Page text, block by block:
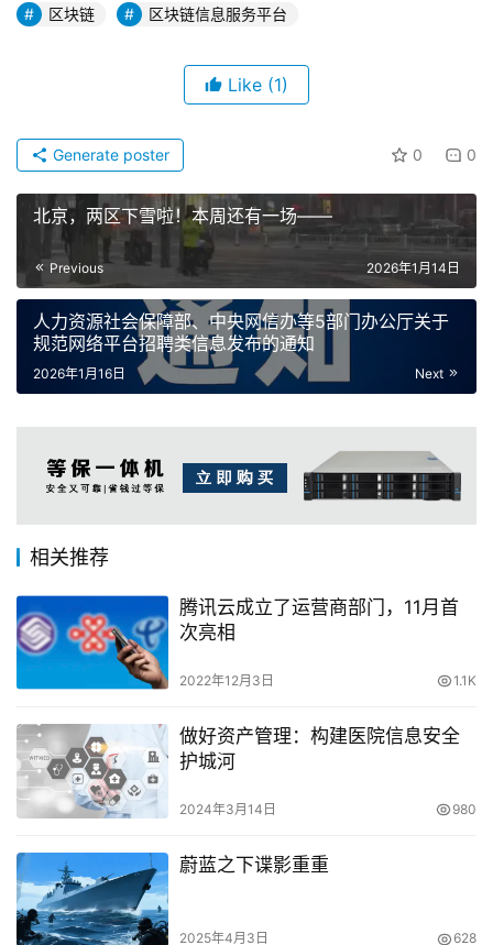
区块链 区块链信息服务平台
Like (1)
0 0
Generate poster
北京，两区下雪啦！本周还有一场——
Previous 2026年1月14日
人力资源社会保障部、中央网信办等5部门办公厅关于
规范网络平台招聘类信息发布的通知
Next
2026年1月16日
相关推荐
腾讯云成立了运营商部门，11月首
次亮相
2022年12月3日 1.1K
做好资产管理：构建医院信息安全
护城河
2024年3月14日 980
蔚蓝之下谍影重重
2025年4月3日 628